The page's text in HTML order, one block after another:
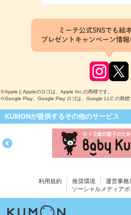
ミーテ公式SNSでも絵
プレゼントキャンペーン情報
※AppleとAppleのロゴは、Apple Inc.の商標です。
※Google Play、Google Play ロゴは、Google LLC の商標
KUMONが提供するその他のサービス
利用規約 推奨環境 運営事務
ソーシャルメディア